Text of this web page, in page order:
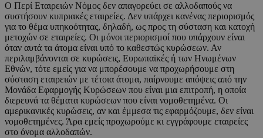
Ο Περί Εταιρειών Νόμος δεν απαγορεύει σε αλλοδαπούς να
συστήσουν κυπριακές εταιρείες. Δεν υπάρχει κανένας περιορισμός
για το θέμα υπηκοότητας, δηλαδή, ως προς τη σύσταση και κατοχή
μετοχών σε εταιρείες. Οι μόνοι περιορισμοί που υπάρχουν είναι
όταν αυτά τα άτομα είναι υπό το καθεστώς κυρώσεων. Αν
περιλαμβάνονται σε κυρώσεις, Ευρωπαϊκές ή των Ηνωμένων
Εθνών, τότε εμείς για να μπορέσουμε να προχωρήσουμε στη
σύσταση εταιρειών με τέτοια άτομα, παίρνουμε απόψεις από την
Μονάδα Εφαρμογής Κυρώσεων που είναι μια επιτροπή, η οποία
διερευνά τα θέματα κυρώσεων που είναι νομοθετημένα. Οι
αμερικανικές κυρώσεις, αν και έμμεσα τις εφαρμόζουμε, δεν είναι
νομοθετημένες. Άρα εμείς προχωρούμε κι εγγράφουμε εταιρείες
στο όνομα αλλοδαπών.